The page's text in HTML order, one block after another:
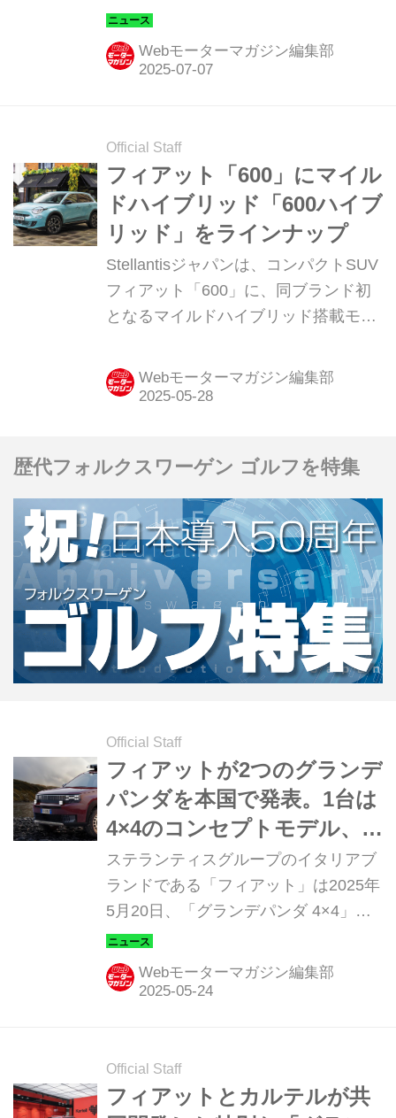
ックエディション（MAXI 5 Black
Edition）」を80台限定で発売した。
Webモーターマガジン編集部
Official Staff
フィアット「600」にマイル
ドハイブリッド「600ハイブ
リッド」をラインナップ
Stellantisジャパンは、コンパクトSUV
フィアット「600」に、同ブランド初
となるマイルドハイブリッド搭載モデ
プ。これにより、「600」はBEV（電
気自動車）の「600e」とのツープラト
Webモーターマガジン編集部
歴代フォルクスワーゲン ゴルフを特集
Official Staff
フィアットが2つのグランデ
パンダを本国で発表。1台は
4×4のコンセプトモデル、
もう1台はハイブリッドの市
販モデル
ステランティスグループのイタリアブ
ランドである「フィアット」は2025年
5月20日、「グランデパンダ 4×4」の
コンセプトモデルを本国で発表した。
また、同日に「新型グランデパンダ ハ
イブリッド」の市販モデルも発表し
Webモーターマガジン編集部
Official Staff
フィアットとカルテルが共